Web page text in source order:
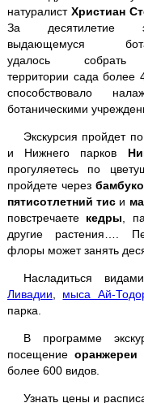
натуралист Христиан
За десятилетие
выдающемуся
удалось
территории сада более
способствовало
ботаническими
Экскурсия пройдет
и Нижнего парков
прогуляетесь по
пройдете через
пятисотлетний тис и
повстречаете кедры ,
другие растения….
флоры может занять
Насладиться
Ливадии
мыса Ай-
парка.
В программе
посещениеоранжереи
более 600 видов.
Узнать цены и